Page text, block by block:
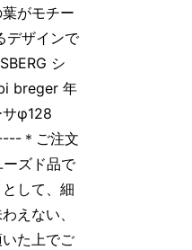
がモチー
デザインで
シ
breger 年
φ128
＊ご注文
ズド品で
して、細
えない、
た上でご